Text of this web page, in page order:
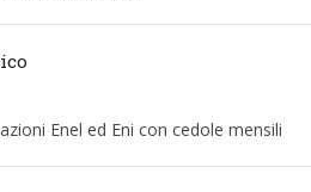
Enel ed Eni con cedole mensili